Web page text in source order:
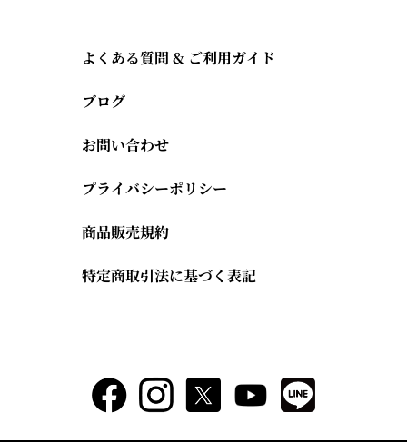
よくある質問 & ご利用ガイド
ブログ
お問い合わせ
プライバシーポリシー
商品販売規約
特定商取引法に基づく表記